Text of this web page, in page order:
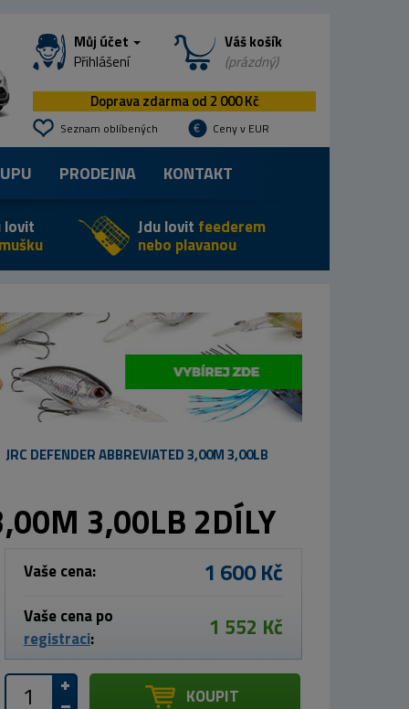
Můj účet
Přihlášení
Váš košík
(prázdný)
Doprava zdarma od 2 000 Kč
Seznam oblíbených Ceny v EUR
PRODEJNA KONTAKT
lovit Jdu lovit feederem
nebo plavanou
JRC DEFENDER ABBREVIATED 3,00M 3,00LB
3,00LB 2DÍLY
Vaše cena: 1 600 Kč
Vaše cena po
registraci: 1 552 Kč
KOUPIT